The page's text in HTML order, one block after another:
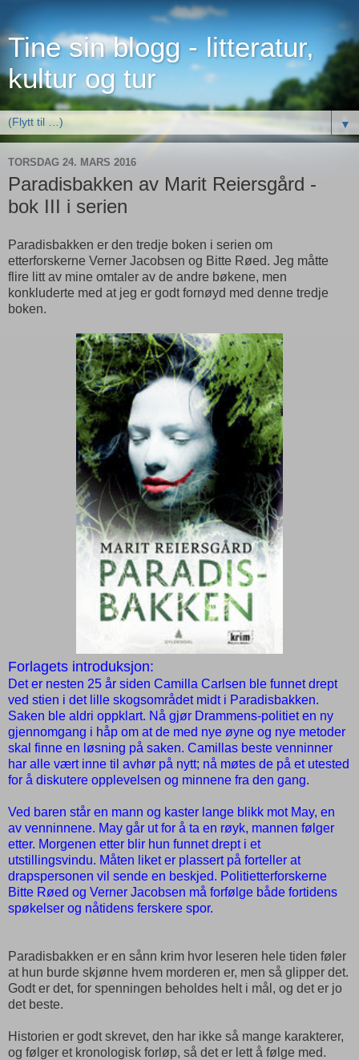
Tine sin blogg - litteratur,
kultur og tur
▼
TORSDAG 24. MARS 2016
Paradisbakken av Marit Reiersgård -
bok III i serien
Paradisbakken er den tredje boken i serien om
etterforskerne Verner Jacobsen og Bitte Røed. Jeg måtte
flire litt av mine omtaler av de andre bøkene, men
konkluderte med at jeg er godt fornøyd med denne tredje
boken.
Forlagets introduksjon:
Det er nesten 25 år siden Camilla Carlsen ble funnet drept
ved stien i det lille skogsområdet midt i Paradisbakken.
Saken ble aldri oppklart. Nå gjør Drammens-politiet en ny
gjennomgang i håp om at de med nye øyne og nye metoder
skal finne en løsning på saken. Camillas beste venninner
har alle vært inne til avhør på nytt; nå møtes de på et utested
for å diskutere opplevelsen og minnene fra den gang.
Ved baren står en mann og kaster lange blikk mot May, en
av venninnene. May går ut for å ta en røyk, mannen følger
etter. Morgenen etter blir hun funnet drept i et
utstillingsvindu. Måten liket er plassert på forteller at
drapspersonen vil sende en beskjed. Politietterforskerne
Bitte Røed og Verner Jacobsen må forfølge både fortidens
spøkelser og nåtidens ferskere spor.
Paradisbakken er en sånn krim hvor leseren hele tiden føler
at hun burde skjønne hvem morderen er, men så glipper det.
Godt er det, for spenningen beholdes helt i mål, og det er jo
det beste.
Historien er godt skrevet, den har ikke så mange karakterer,
og følger et kronologisk forløp, så det er lett å følge med.